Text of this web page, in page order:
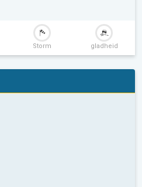
Storm gladheid